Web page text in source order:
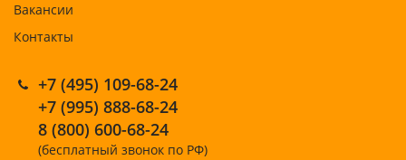
Вакансии
Контакты
+7 (495) 109-68-24
+7 (995) 888-68-24
8 (800) 600-68-24
(бесплатный звонок по РФ)